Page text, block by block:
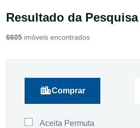
Resultado da Pesquisa
6605 imóveis encontrados
Comprar
Aceita Permuta